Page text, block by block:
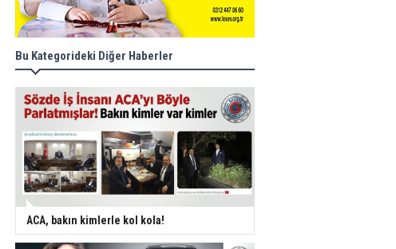
Bu Kategorideki Diğer Haberler
ACA, bakın kimlerle kol kola!